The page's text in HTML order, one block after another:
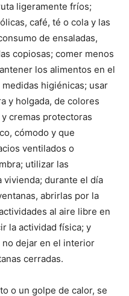
ligeramente fríos;
café, té o cola y las
de ensaladas,
copiosas; comer menos
los alimentos en el
higiénicas; usar
y holgada, de colores
cremas protectoras
cómodo y que
ventilados o
utilizar las
vivienda; durante el día
abrirlas por la
al aire libre en
la actividad física; y
dejar en el interior
cerradas.
o un golpe de calor, se